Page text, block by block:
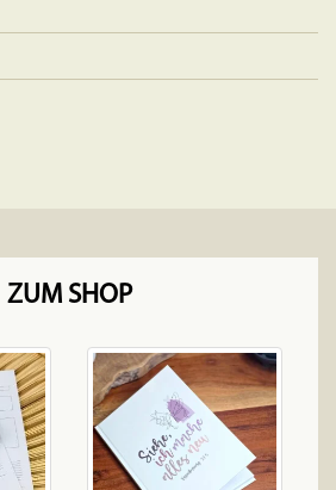
ZUM SHOP